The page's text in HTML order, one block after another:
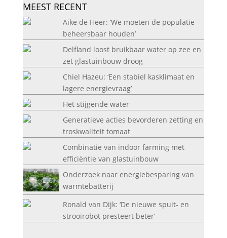
MEEST RECENT
Aike de Heer: ‘We moeten de populatie
beheersbaar houden’
Delfland loost bruikbaar water op zee en
zet glastuinbouw droog
Chiel Hazeu: ‘Een stabiel kasklimaat en
lagere energievraag’
Het stijgende water
Generatieve acties bevorderen zetting en
troskwaliteit tomaat
Combinatie van indoor farming met
efficiëntie van glastuinbouw
Onderzoek naar energiebesparing van
warmtebatterij
Ronald van Dijk: ‘De nieuwe spuit- en
strooirobot presteert beter’